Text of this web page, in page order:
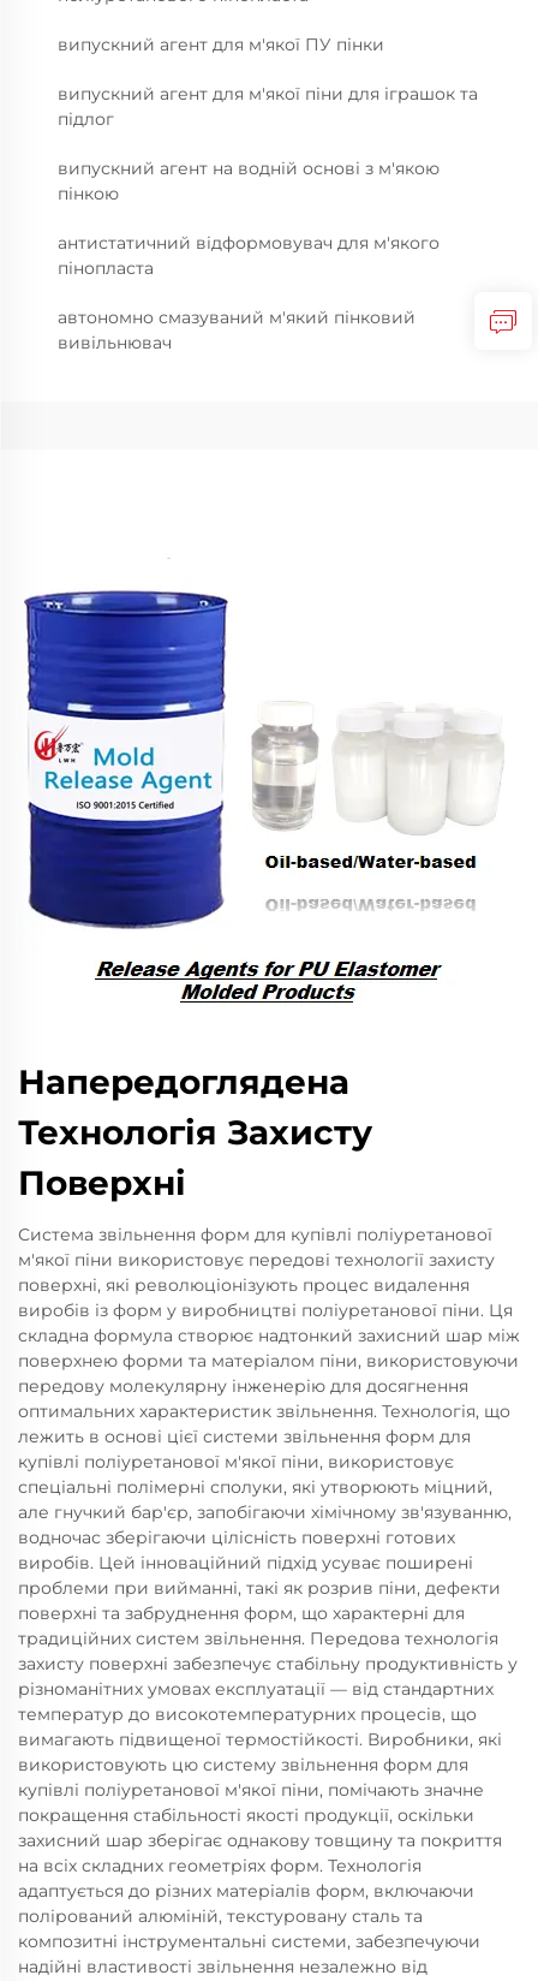
випускний агент для м'якої ПУ пінки
випускний агент для м'якої піни для іграшок та
підлог
випускний агент на водній основі з м'якою
пінкою
антистатичний відформовувач для м'якого
пінопласта
автономно смазуваний м'який пінковий
вивільнювач
Напередоглядена
Технологія Захисту
Поверхні
Система звільнення форм для купівлі поліуретанової
м'якої піни використовує передові технології захисту
поверхні, які революціонізують процес видалення
виробів із форм у виробництві поліуретанової піни. Ця
складна формула створює надтонкий захисний шар між
поверхнею форми та матеріалом піни, використовуючи
передову молекулярну інженерію для досягнення
оптимальних характеристик звільнення. Технологія, що
лежить в основі цієї системи звільнення форм для
купівлі поліуретанової м'якої піни, використовує
спеціальні полімерні сполуки, які утворюють міцний,
але гнучкий бар'єр, запобігаючи хімічному зв'язуванню,
водночас зберігаючи цілісність поверхні готових
виробів. Цей інноваційний підхід усуває поширені
проблеми при вийманні, такі як розрив піни, дефекти
поверхні та забруднення форм, що характерні для
традиційних систем звільнення. Передова технологія
захисту поверхні забезпечує стабільну продуктивність у
різноманітних умовах експлуатації — від стандартних
температур до високотемпературних процесів, що
вимагають підвищеної термостійкості. Виробники, які
використовують цю систему звільнення форм для
купівлі поліуретанової м'якої піни, помічають значне
покращення стабільності якості продукції, оскільки
захисний шар зберігає однакову товщину та покриття
на всіх складних геометріях форм. Технологія
адаптується до різних матеріалів форм, включаючи
полірований алюміній, текстуровану сталь та
композитні інструментальні системи, забезпечуючи
надійні властивості звільнення незалежно від